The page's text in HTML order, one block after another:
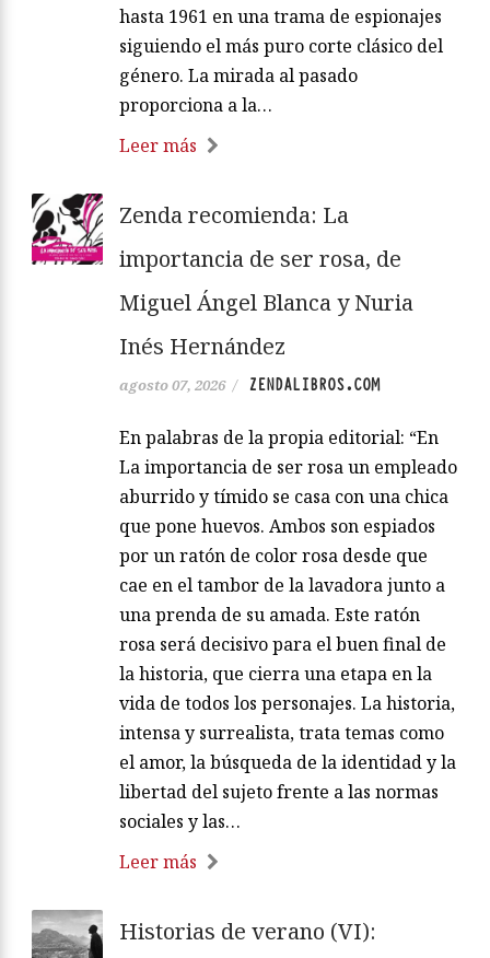
hasta 1961 en una trama de espionajes
siguiendo el más puro corte clásico del
género. La mirada al pasado
proporciona a la…
Leer más
Zenda recomienda: La
importancia de ser rosa, de
Miguel Ángel Blanca y Nuria
Inés Hernández
agosto 07, 2026 / ZENDALIBROS.COM
En palabras de la propia editorial: “En
La importancia de ser rosa un empleado
aburrido y tímido se casa con una chica
que pone huevos. Ambos son espiados
por un ratón de color rosa desde que
cae en el tambor de la lavadora junto a
una prenda de su amada. Este ratón
rosa será decisivo para el buen final de
la historia, que cierra una etapa en la
vida de todos los personajes. La historia,
intensa y surrealista, trata temas como
el amor, la búsqueda de la identidad y la
libertad del sujeto frente a las normas
sociales y las…
Leer más
Historias de verano (VI):